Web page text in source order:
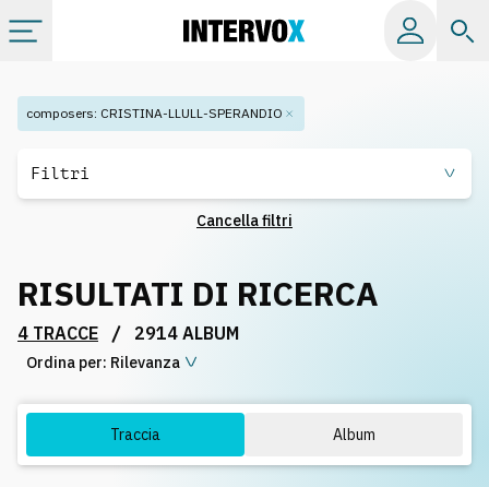
Categorie
Playlist
Licenze
composers: CRISTINA-LLULL-SPERANDIO
Filtri
Cancella filtri
RISULTATI DI RICERCA
4 TRACCE / 2914 ALBUM
Ordina per: Rilevanza
Traccia Album